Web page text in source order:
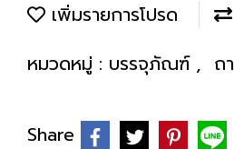
เพิ่มรายการโปรด
หมวดหมู่ : บรรจุภัณฑ์ , ถ
Share